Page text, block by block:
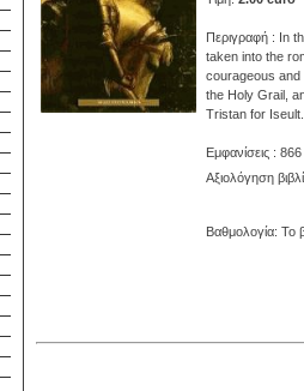
Περιγραφή : In
taken into the
courageous and
the Holy Grail,
Tristan for Iseult.
Εμφανίσεις : 866
Αξιολόγηση
Βαθμολογία: Το